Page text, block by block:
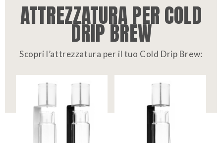
ATTREZZATURA PER COLD
DRIP BREW
Scopri l’attrezzatura per il tuo Cold Drip Brew: